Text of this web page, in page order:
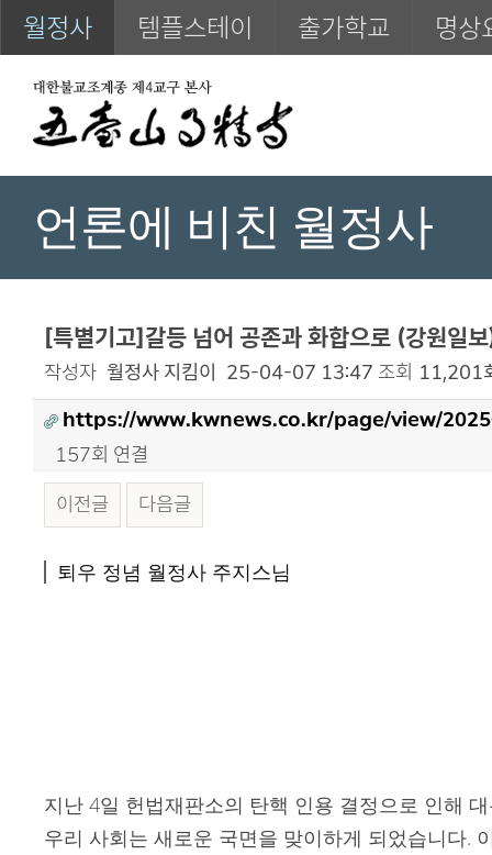
월정사 템플스테이 출가학교 명상
언론에 비친 월정사
[특별기고]갈등 넘어 공존과 화합으로 (강원일
작성자 월정사 지킴이 25-04-07 13:47 조회 11,201
https://www.kwnews.co.kr/page/view/
157회 연결
이전글
다음글
본문퇴우 정념 월정사 주지스님
지난 4일 헌법재판소의 탄핵 인용 결정으로 인해
우리 사회는 새로운 국면을 맞이하게 되었습니다.